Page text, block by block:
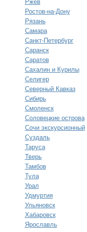
Ржев
Ростов-на-Дону
Рязань
Самара
Санкт-Петербург
Саранск
Саратов
Сахалин и Курилы
Селигер
Северный Кавказ
Сибирь
Смоленск
Соловецкие острова
Сочи экскурсионный
Суздаль
Таруса
Тверь
Тамбов
Тула
Урал
Удмуртия
Ульяновск
Хабаровск
Ярославль